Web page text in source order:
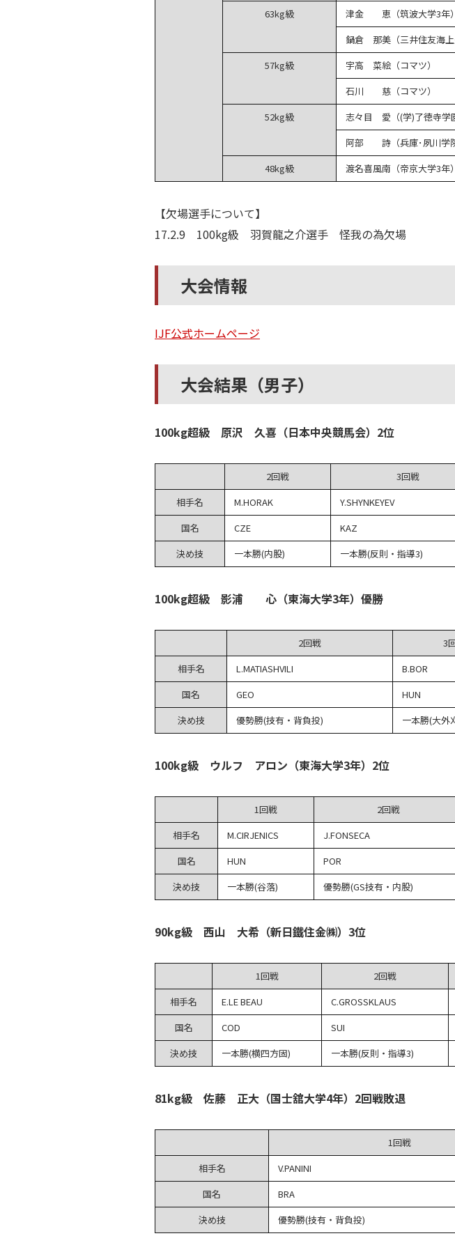
63kg級
津金 恵（筑波大学3年）
鍋倉 那美（三井住友海上
57kg級
宇高 菜絵（コマツ）
石川 慈（コマツ）
52kg級
志々目 愛（(学)了徳寺学
阿部 詩（兵庫･夙川学院
48kg級
渡名喜風南（帝京大学3年）
【欠場選手について】
17.2.9 100kg級 羽賀龍之介選手 怪我の為欠場
大会情報
IJF公式ホームページ
大会結果（男子）
100kg超級 原沢 久喜（日本中央競馬会）2位
2回戦 3回戦
相手名
M.HORAK Y.SHYNKEYEV
国名
CZE KAZ
決め技
一本勝(内股) 一本勝(反則・指導3)
100kg超級 影浦 心（東海大学3年）優勝
2回戦 3
相手名
L.MATIASHVILI B.BOR
国名
GEO HUN
決め技
優勢勝(技有・背負投) 一本勝(大外
100kg級 ウルフ アロン（東海大学3年）2位
1回戦 2回戦
相手名
M.CIRJENICS J.FONSECA
国名
HUN POR
決め技
一本勝(谷落) 優勢勝(GS技有・内股)
90kg級 西山 大希（新日鐵住金㈱）3位
1回戦 2回戦
相手名
E.LE BEAU C.GROSSKLAUS
国名
COD SUI
決め技
一本勝(横四方固) 一本勝(反則・指導3)
81kg級 佐藤 正大（国士舘大学4年）2回戦敗退
1回戦
相手名
V.PANINI
国名
BRA
決め技
優勢勝(技有・背負投)